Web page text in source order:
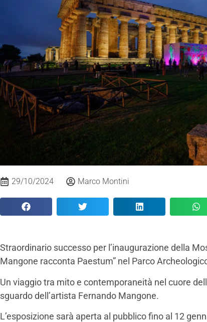
29/10/2024 Marco Montini
Straordinario successo per l’inaugurazione della
Mangone racconta Paestum” nel Parco
Un viaggio tra mito e contemporaneità nel cuore
sguardo dell’artista Fernando Mangone.
L’esposizione sarà aperta al pubblico fino al 12